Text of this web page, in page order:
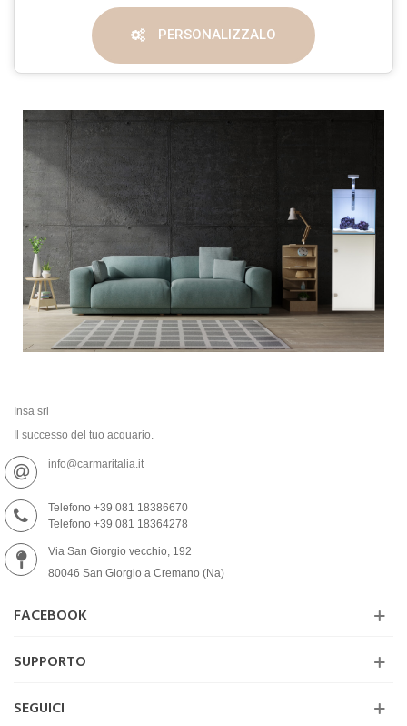
PERSONALIZZALO
Insa srl
Il successo del tuo acquario.
info@carmaritalia.it
Telefono +39 081 18386670
Telefono +39 081 18364278
Via San Giorgio vecchio, 192
80046 San Giorgio a Cremano (Na)
FACEBOOK
SUPPORTO
SEGUICI